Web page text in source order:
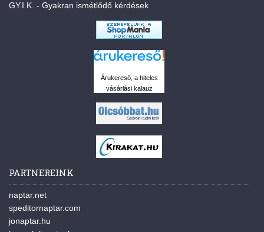
GY.I.K. - Gyakran ismétlődő kérdések
Árukereső, a hiteles
vásárlási kalauz
PARTNEREINK
naptar.net
speditornaptar.com
jonaptar.hu